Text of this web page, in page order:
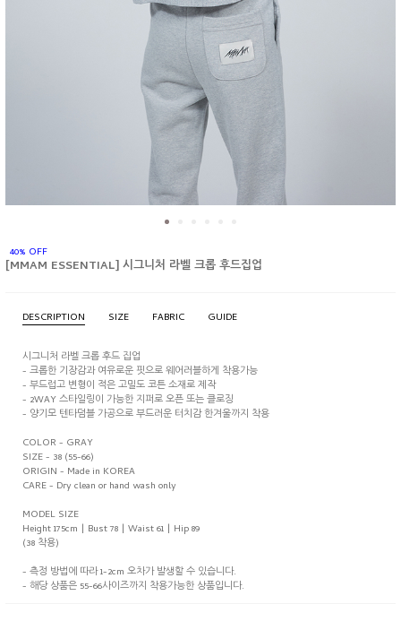
40% OFF
[MMAM ESSENTIAL] 시그니처 라벨 크롭 후드집업
DESCRIPTION SIZE FABRIC GUIDE
시그니처 라벨 크롭 후드 집업
- 크롭한 기장감과 여유로운 핏으로 웨어러블하게 착용가능
- 부드럽고 변형이 적은 고밀도 코튼 소재로 제작
- 2WAY 스타일링이 가능한 지퍼로 오픈 또는 클로징
- 양기모 텐타덤블 가공으로 부드러운 터치감 한겨울까지 착용
COLOR - GRAY
SIZE - 38 (55-66)
ORIGIN - Made in KOREA
CARE - Dry clean or hand wash only
MODEL SIZE
Height 175cm | Bust 78 | Waist 61 | Hip 89
(38 착용)
- 측정 방법에 따라 1-2cm 오차가 발생할 수 있습니다.
- 해당 상품은 55-66사이즈까지 착용가능한 상품입니다.